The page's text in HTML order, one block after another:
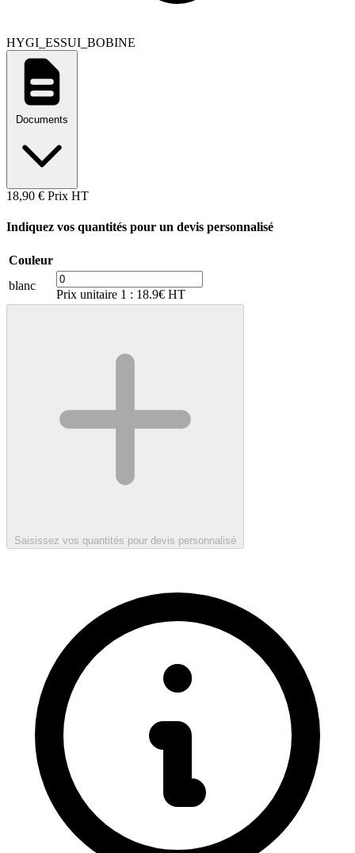
HYGI_ESSUI_BOBINE
Documents
18,90 € Prix HT
Indiquez vos quantités pour un devis personnalisé
Couleur
blanc
Prix unitaire 1 : 18.9€ HT
Saisissez vos quantités pour devis personnalisé